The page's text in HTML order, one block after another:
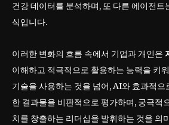
건강 데이터를 분석하며, 또 다른 에이전트
식입니다.
이러한 변화의 흐름 속에서 기업과 개인은
이해하고 적극적으로 활용하는 능력을 키
기술을 사용하는 것을 넘어, AI와 효과적으
한 결과물을 비판적으로 평가하며, 궁극적
치를 창출하는 리더십을 발휘하는 것을 의